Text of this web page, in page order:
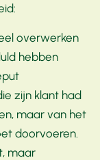
overwerken
hebben
zijn klant had
maar van het
doorvoeren.
maar